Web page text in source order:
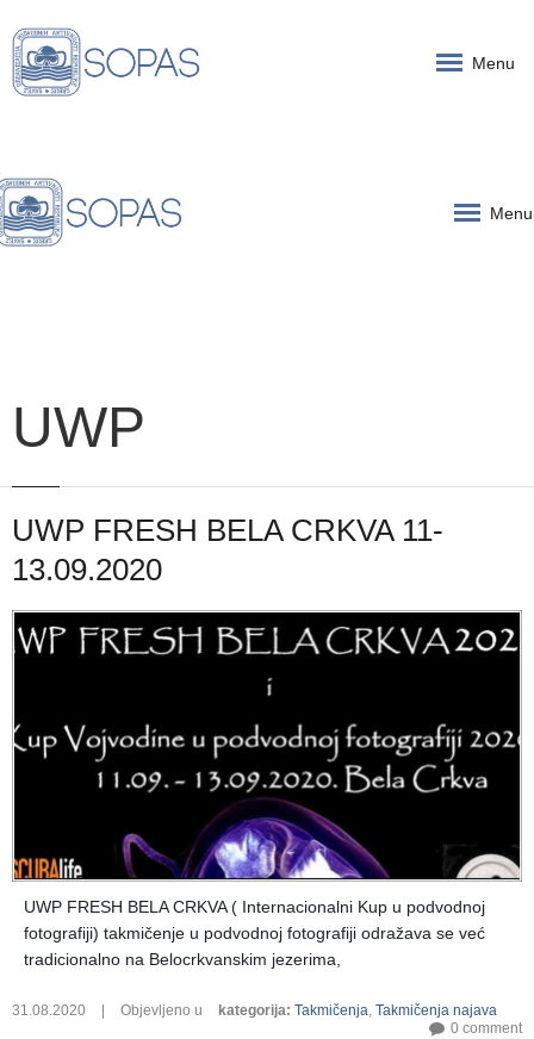
Menu
Menu
UWP
UWP FRESH BELA CRKVA 11-
13.09.2020
UWP FRESH BELA CRKVA ( Internacionalni Kup u podvodnoj
fotografiji) takmičenje u podvodnoj fotografiji odražava se već
tradicionalno na Belocrkvanskim jezerima,
31.08.2020 Objevljeno u kategorija: Takmičenja, Takmičenja najava
0 comment